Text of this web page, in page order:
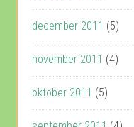
december 2011 (5)
november 2011 (4)
oktober 2011 (5)